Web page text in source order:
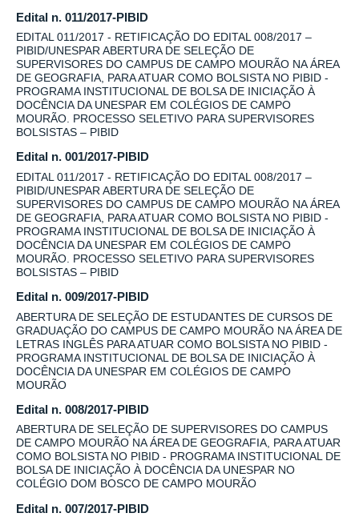
Edital n. 011/2017-PIBID
EDITAL 011/2017 - RETIFICAÇÃO DO EDITAL 008/2017 –
PIBID/UNESPAR ABERTURA DE SELEÇÃO DE
SUPERVISORES DO CAMPUS DE CAMPO MOURÃO NA ÁREA
DE GEOGRAFIA, PARA ATUAR COMO BOLSISTA NO PIBID -
PROGRAMA INSTITUCIONAL DE BOLSA DE INICIAÇÃO À
DOCÊNCIA DA UNESPAR EM COLÉGIOS DE CAMPO
MOURÃO. PROCESSO SELETIVO PARA SUPERVISORES
BOLSISTAS – PIBID
Edital n. 001/2017-PIBID
EDITAL 011/2017 - RETIFICAÇÃO DO EDITAL 008/2017 –
PIBID/UNESPAR ABERTURA DE SELEÇÃO DE
SUPERVISORES DO CAMPUS DE CAMPO MOURÃO NA ÁREA
DE GEOGRAFIA, PARA ATUAR COMO BOLSISTA NO PIBID -
PROGRAMA INSTITUCIONAL DE BOLSA DE INICIAÇÃO À
DOCÊNCIA DA UNESPAR EM COLÉGIOS DE CAMPO
MOURÃO. PROCESSO SELETIVO PARA SUPERVISORES
BOLSISTAS – PIBID
Edital n. 009/2017-PIBID
ABERTURA DE SELEÇÃO DE ESTUDANTES DE CURSOS DE
GRADUAÇÃO DO CAMPUS DE CAMPO MOURÃO NA ÁREA DE
LETRAS INGLÊS PARA ATUAR COMO BOLSISTA NO PIBID -
PROGRAMA INSTITUCIONAL DE BOLSA DE INICIAÇÃO À
DOCÊNCIA DA UNESPAR EM COLÉGIOS DE CAMPO
MOURÃO
Edital n. 008/2017-PIBID
ABERTURA DE SELEÇÃO DE SUPERVISORES DO CAMPUS
DE CAMPO MOURÃO NA ÁREA DE GEOGRAFIA, PARA ATUAR
COMO BOLSISTA NO PIBID - PROGRAMA INSTITUCIONAL DE
BOLSA DE INICIAÇÃO À DOCÊNCIA DA UNESPAR NO
COLÉGIO DOM BOSCO DE CAMPO MOURÃO
Edital n. 007/2017-PIBID